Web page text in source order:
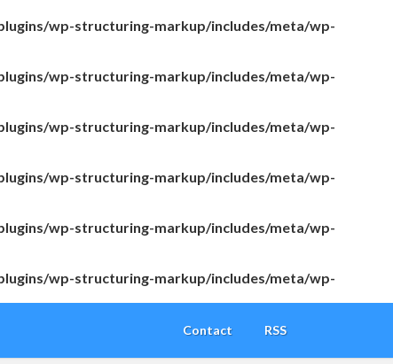
wp-structuring-markup/includes/meta/wp-
wp-structuring-markup/includes/meta/wp-
wp-structuring-markup/includes/meta/wp-
wp-structuring-markup/includes/meta/wp-
wp-structuring-markup/includes/meta/wp-
wp-structuring-markup/includes/meta/wp-
Contact RSS